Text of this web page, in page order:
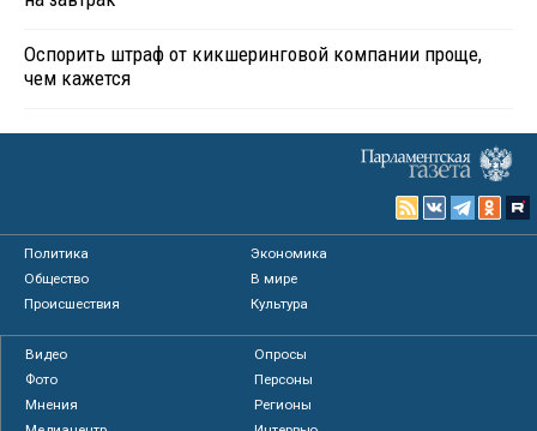
Оспорить штраф от кикшеринговой компании проще,
чем кажется
Политика
Экономика
Общество
В мире
Происшествия
Культура
Видео
Опросы
Фото
Персоны
Мнения
Регионы